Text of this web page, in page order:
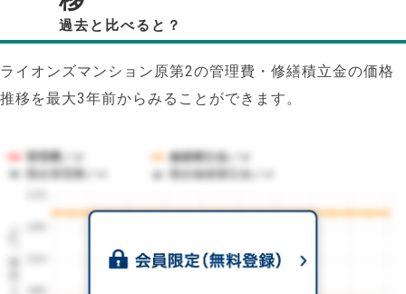
過去と比べると？
ライオンズマンション原第2の管理費・修繕積立金の価格
推移を最大3年前からみることができます。
1㎡単価（円）
管理費／㎡
修繕積立金／㎡
競合管理費／㎡
競合修繕積立金／㎡